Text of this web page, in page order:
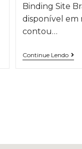
Binding Site
disponível em
contou…
Continue Lendo